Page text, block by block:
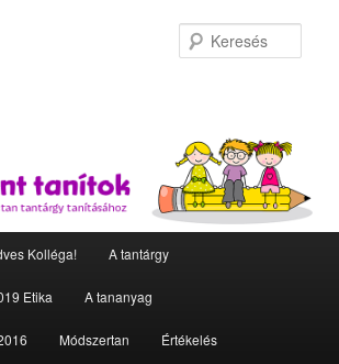
tartalomra
tartalomra
Kolléga! A tantárgy
Etika A tananyag
Módszertan Értékelés